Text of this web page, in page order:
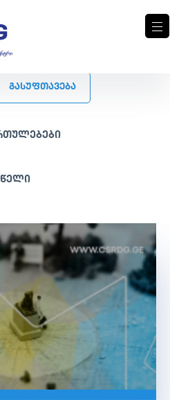
წელი
ᲒᲐᲡᲣᲤᲗᲐᲕᲔᲑᲐ